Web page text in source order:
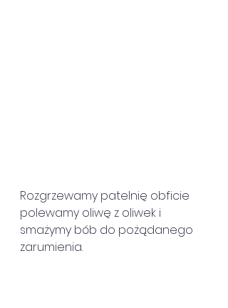
Rozgrzewamy patelnię obficie
polewamy oliwę z oliwek i
smażymy bób do pożądanego
zarumienia.